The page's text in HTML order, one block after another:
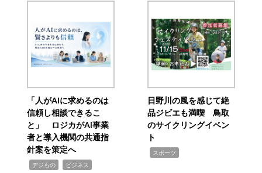
「人がAIに求めるのは
信頼し相談できるこ
と」 ロジカがAI事業
者と導入機関の共通指
針案を策定へ
デジもの ビジネス
日野川の風を感じて絶
品ジビエも満喫 鳥取
のサイクリングイベン
ト
スポーツ